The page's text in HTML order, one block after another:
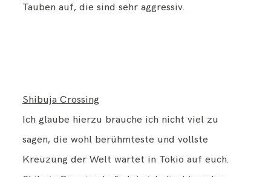
Tauben auf, die sind sehr aggressiv.
Shibuja Crossing
Ich glaube hierzu brauche ich nicht viel zu
sagen, die wohl berühmteste und vollste
Kreuzung der Welt wartet in Tokio auf euch.